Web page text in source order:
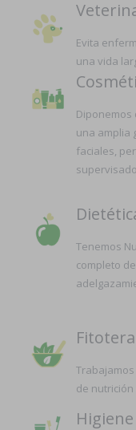
Evita
una vida
Diponemos
una amplia
faciales,
Tenemos
completo
de